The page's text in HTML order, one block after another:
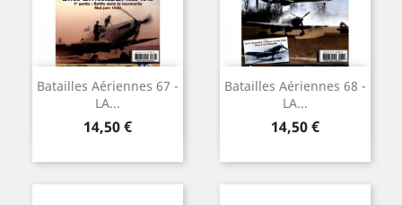
Batailles Aériennes 67 -
LA...
Preu
14,50 €
Batailles Aériennes 68 -
LA...
Preu
14,50 €